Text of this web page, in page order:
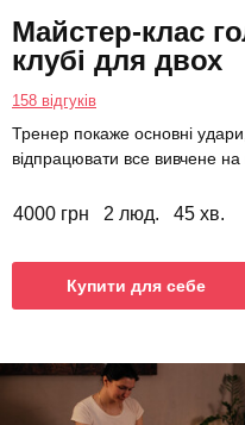
Майстер-клас
клубі для двох
158 відгуків
Тренер покаже основні
відпрацювати все вивчене на
4000 грн 2 люд. 45 хв.
Купити для себе